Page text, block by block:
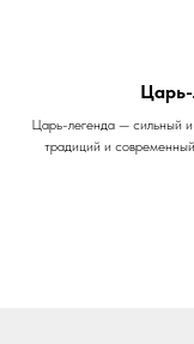
Царь-
Царь-легенда — сильный
традиций и